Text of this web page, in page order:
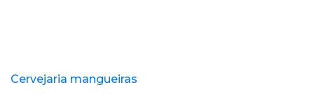
Cervejaria mangueiras